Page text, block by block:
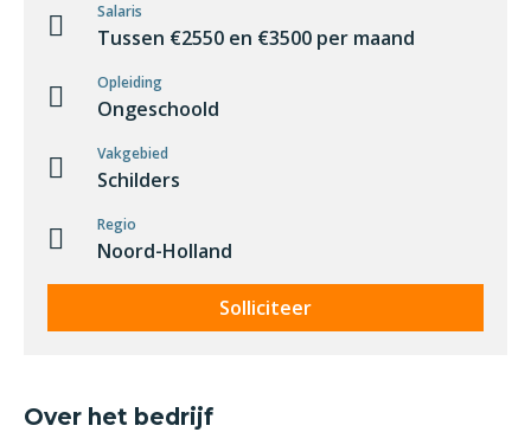
Salaris
Tussen €2550 en €3500 per maand
Opleiding
Ongeschoold
Vakgebied
Schilders
Regio
Noord-Holland
Solliciteer
Over het bedrijf